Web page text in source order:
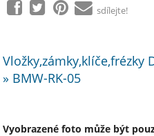
sdílejte!
Vložky,zámky,klíče,frézky
» BMW-RK-05
Vyobrazené foto může být